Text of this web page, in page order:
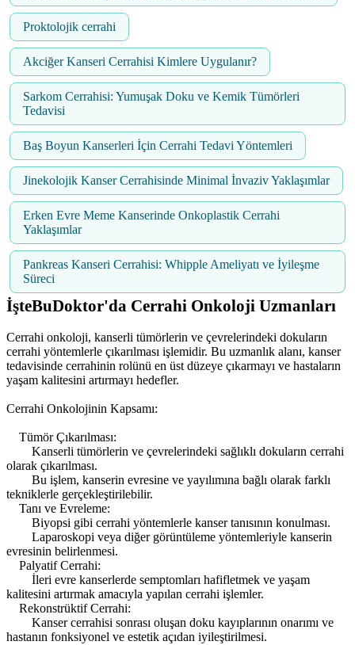
Proktolojik cerrahi
Akciğer Kanseri Cerrahisi Kimlere Uygulanır?
Sarkom Cerrahisi: Yumuşak Doku ve Kemik Tümörleri
Tedavisi
Baş Boyun Kanserleri İçin Cerrahi Tedavi Yöntemleri
Jinekolojik Kanser Cerrahisinde Minimal İnvaziv Yaklaşımlar
Erken Evre Meme Kanserinde Onkoplastik Cerrahi
Yaklaşımlar
Pankreas Kanseri Cerrahisi: Whipple Ameliyatı ve İyileşme
Süreci
İşteBuDoktor'da Cerrahi Onkoloji Uzmanları
Cerrahi onkoloji, kanserli tümörlerin ve çevrelerindeki dokuların
cerrahi yöntemlerle çıkarılması işlemidir. Bu uzmanlık alanı, kanser
tedavisinde cerrahinin rolünü en üst düzeye çıkarmayı ve hastaların
yaşam kalitesini artırmayı hedefler.
Cerrahi Onkolojinin Kapsamı:
Tümör Çıkarılması:
Kanserli tümörlerin ve çevrelerindeki sağlıklı dokuların cerrahi
olarak çıkarılması.
Bu işlem, kanserin evresine ve yayılımına bağlı olarak farklı
tekniklerle gerçekleştirilebilir.
Tanı ve Evreleme:
Biyopsi gibi cerrahi yöntemlerle kanser tanısının konulması.
Laparoskopi veya diğer görüntüleme yöntemleriyle kanserin
evresinin belirlenmesi.
Palyatif Cerrahi:
İleri evre kanserlerde semptomları hafifletmek ve yaşam
kalitesini artırmak amacıyla yapılan cerrahi işlemler.
Rekonstrüktif Cerrahi:
Kanser cerrahisi sonrası oluşan doku kayıplarının onarımı ve
hastanın fonksiyonel ve estetik açıdan iyileştirilmesi.